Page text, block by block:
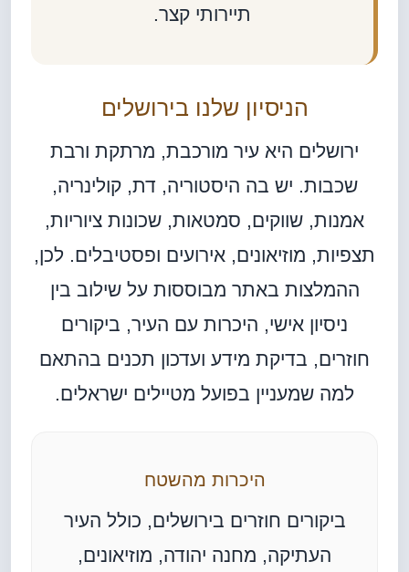
תיירותי קצר.
הניסיון שלנו בירושלים
ירושלים היא עיר מורכבת, מרתקת ורבת
שכבות. יש בה היסטוריה, דת, קולינריה,
אמנות, שווקים, סמטאות, שכונות ציוריות,
תצפיות, מוזיאונים, אירועים ופסטיבלים. לכן,
ההמלצות באתר מבוססות על שילוב בין
ניסיון אישי, היכרות עם העיר, ביקורים
חוזרים, בדיקת מידע ועדכון תכנים בהתאם
למה שמעניין בפועל מטיילים ישראלים.
היכרות מהשטח
ביקורים חוזרים בירושלים, כולל העיר
העתיקה, מחנה יהודה, מוזיאונים,